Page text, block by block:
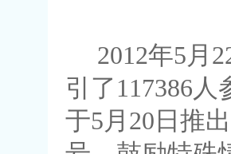
2012年5月
引了117386
于5月20日推